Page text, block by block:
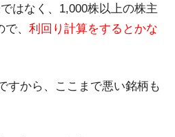
はなく、1,000株以上の株主
、 利回り計算をするとかな
すから、ここまで悪い銘柄も